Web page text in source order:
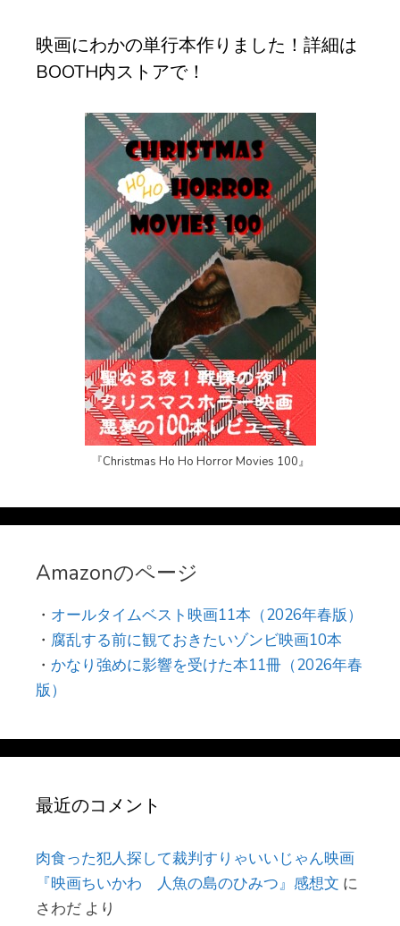
映画にわかの単行本作りました！詳細は
BOOTH内ストアで！
『Christmas Ho Ho Horror Movies 100』
Amazonのページ
・ オールタイムベスト映画11本（2026年春版）
・ 腐乱する前に観ておきたいゾンビ映画10本
・ かなり強めに影響を受けた本11冊（2026年春
版）
最近のコメント
肉食った犯人探して裁判すりゃいいじゃん映画
『映画ちいかわ 人魚の島のひみつ』感想文 に
さわだ より